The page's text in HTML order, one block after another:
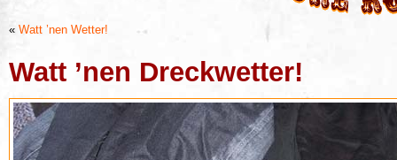
« Watt ’nen Wetter!
Watt ’nen Dreckwetter!